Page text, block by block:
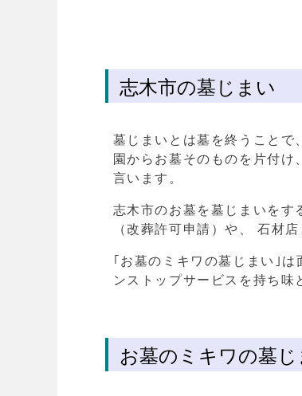
志木市の墓じまい
墓じまいとは墓を終うことで
園からお墓そのものを片付
言います。
志木市のお墓を墓じまいをす
（改葬許可申請）や、 石材
｢お墓のミキワの墓じまい｣
ンストップサービスを持ち味
お墓のミキワの墓